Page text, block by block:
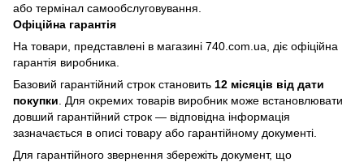
або термінал самообслуговування.
Офіційна гарантія
На товари, представлені в магазині 740.com.ua, діє офіційна
гарантія виробника.
Базовий гарантійний строк становить 12 місяців від дати
покупки . Для окремих товарів виробник може встановлювати
довший гарантійний строк — відповідна інформація
зазначається в описі товару або гарантійному документі.
Для гарантійного звернення збережіть документ, що